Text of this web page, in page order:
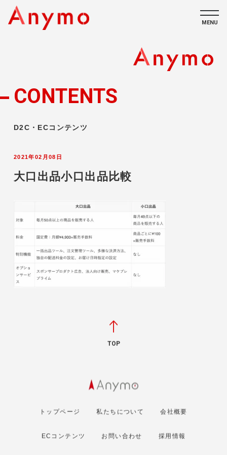
私たちについて
CONTACT
MENU
CONTENTS
D2C・ECコンテンツ
2021年02月08日
大口出品小口出品比較
TOP
トップページ 私たちについて 会社概要
ECコンテンツ お問い合わせ 採用情報